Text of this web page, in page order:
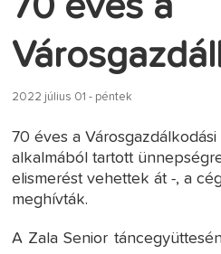
70 éves a
2022 július 01 - péntek
70 éves a
alkalmából tartott
elismerést vehettek át -, a
meghívták.
A Zala Senior